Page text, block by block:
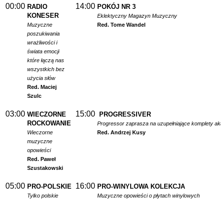
00:00 RADIO
KONESER
Muzyczne
poszukiwania
wrażliwości i
świata emocji
które łączą nas
wszystkich bez
użycia słów
Red. Maciej
Szulc
14:00 POKÓJ NR 3
Eklektyczny Magazyn Muzyczny
Red. Tome Wandel
03:00 WIECZORNE
ROCKOWANIE
Wieczorne
muzyczne
opowieści
Red. Paweł
Szustakowski
15:00 PROGRESSIVER
Progressor zaprasza na uzupełniające komplety
Red. Andrzej Kusy
05:00 PRO-POLSKIE
Tylko polskie
16:00 PRO-WINYLOWA KOLEKCJA
Muzyczne opowieści o płytach winylowych